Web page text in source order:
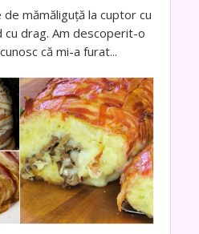
mămăliguță la cuptor cu
drag. Am descoperit-o
că mi-a furat...